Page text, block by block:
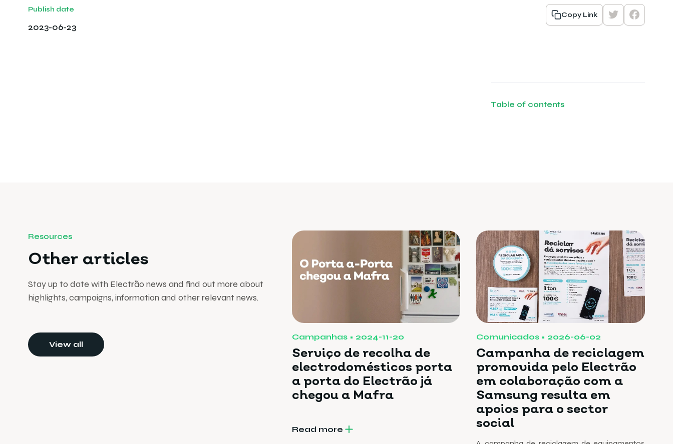
Publish date
2023-06-23
Copy Link
Table of contents
Resources
Other articles
Stay up to date with Electrão news and find out more about
highlights, campaigns, information and other relevant news.
View all
Campanhas 2024-11-20
Serviço de recolha de
electrodomésticos porta
a porta do Electrão já
chegou a Mafra
Read more
Comunicados 2026-06-02
Campanha de reciclagem
promovida pelo Electrão
em colaboração com a
Samsung resulta em
apoios para o sector
social